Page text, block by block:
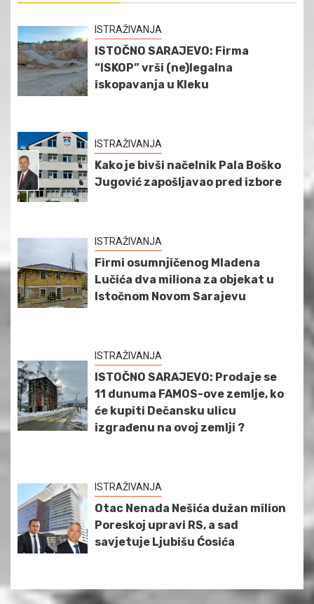
ISTRAŽIVANJA
ISTOČNO SARAJEVO: Firma
“ISKOP” vrši (ne)legalna
iskopavanja u Kleku
ISTRAŽIVANJA
Kako je bivši načelnik Pala Boško
Jugović zapošljavao pred izbore
ISTRAŽIVANJA
Firmi osumnjičenog Mladena
Lučića dva miliona za objekat u
Istočnom Novom Sarajevu
ISTRAŽIVANJA
ISTOČNO SARAJEVO: Prodaje se
11 dunuma FAMOS-ove zemlje, ko
će kupiti Dečansku ulicu
izgrađenu na ovoj zemlji ?
ISTRAŽIVANJA
Otac Nenada Nešića dužan milion
Poreskoj upravi RS, a sad
savjetuje Ljubišu Ćosića